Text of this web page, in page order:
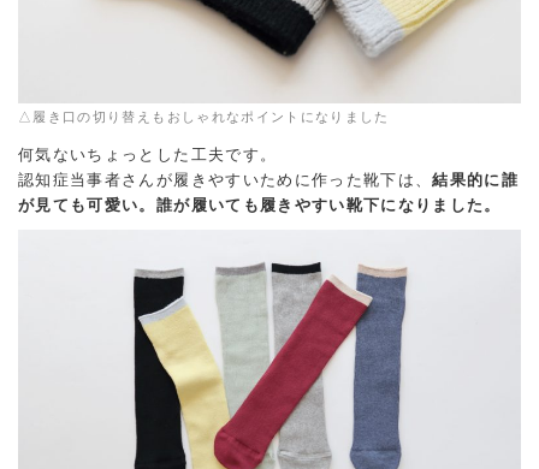
△履き口の切り替えもおしゃれなポイントになりました
何気ないちょっとした工夫です。
認知症当事者さんが履きやすいために作った靴下は、結果的に誰
が見ても可愛い。誰が履いても履きやすい靴下になりました。